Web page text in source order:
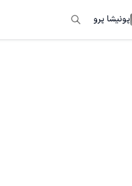
پونیشا پرو